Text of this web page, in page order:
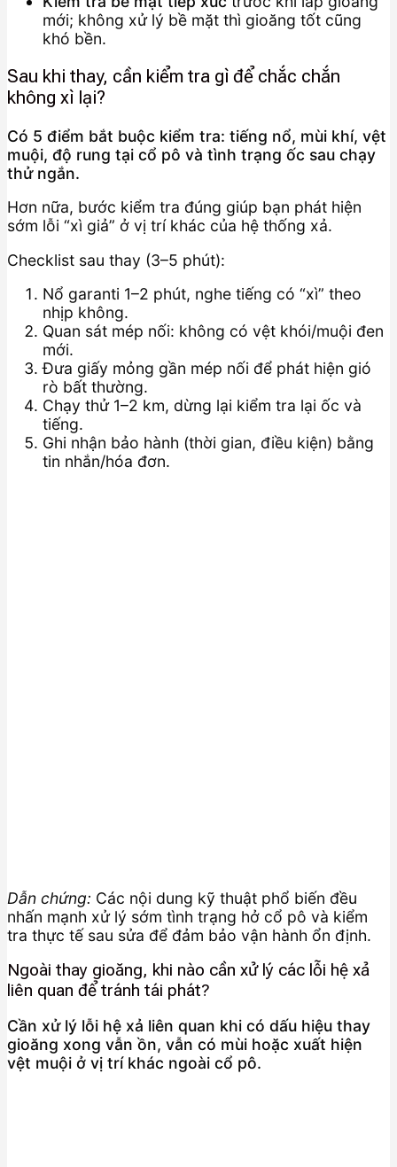
mới; không xử lý bề mặt thì gioăng tốt cũng
khó bền.
Sau khi thay, cần kiểm tra gì để chắc chắn
không xì lại?
Có 5 điểm bắt buộc kiểm tra: tiếng nổ, mùi khí, vệt
muội, độ rung tại cổ pô và tình trạng ốc sau chạy
thử ngắn.
Hơn nữa, bước kiểm tra đúng giúp bạn phát hiện
sớm lỗi “xì giả” ở vị trí khác của hệ thống xả.
Checklist sau thay (3–5 phút):
Nổ garanti 1–2 phút, nghe tiếng có “xì” theo
nhịp không.
Quan sát mép nối: không có vệt khói/muội đen
mới.
Đưa giấy mỏng gần mép nối để phát hiện gió
rò bất thường.
Chạy thử 1–2 km, dừng lại kiểm tra lại ốc và
tiếng.
Ghi nhận bảo hành (thời gian, điều kiện) bằng
tin nhắn/hóa đơn.
Dẫn chứng: Các nội dung kỹ thuật phổ biến đều
nhấn mạnh xử lý sớm tình trạng hở cổ pô và kiểm
tra thực tế sau sửa để đảm bảo vận hành ổn định.
Ngoài thay gioăng, khi nào cần xử lý các lỗi hệ xả
liên quan để tránh tái phát?
Cần xử lý lỗi hệ xả liên quan khi có dấu hiệu thay
gioăng xong vẫn ồn, vẫn có mùi hoặc xuất hiện
vệt muội ở vị trí khác ngoài cổ pô.